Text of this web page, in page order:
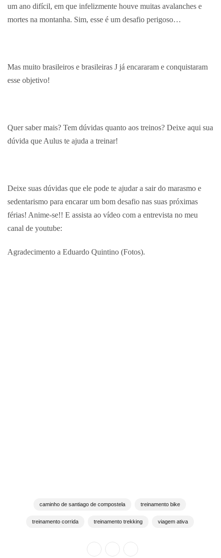
um ano difícil, em que infelizmente houve muitas avalanches e
mortes na montanha. Sim, esse é um desafio perigoso…
Mas muito brasileiros e brasileiras J já encararam e conquistaram
esse objetivo!
Quer saber mais? Tem dúvidas quanto aos treinos? Deixe aqui sua
dúvida que Aulus te ajuda a treinar!
Deixe suas dúvidas que ele pode te ajudar a sair do marasmo e
sedentarismo para encarar um bom desafio nas suas próximas
férias! Anime-se!! E assista ao vídeo com a entrevista no meu
canal de youtube:
Agradecimento a Eduardo Quintino (Fotos).
caminho de santiago de compostela treinamento bike
treinamento corrida treinamento trekking viagem ativa